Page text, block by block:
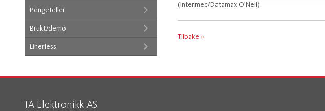
Pengeteller
Brukt/demo
Linerless
(Intermec/Datamax O'Neil).
Tilbake »
TA Elektronikk AS